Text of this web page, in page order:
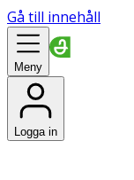
Gå till innehåll
Meny
Logga in